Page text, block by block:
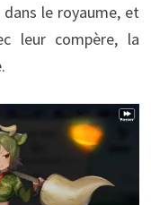
le royaume, et
leur compère, la